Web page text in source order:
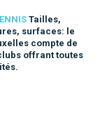
Tailles,
surfaces: le
compte de
offrant toutes
à Bruxelles